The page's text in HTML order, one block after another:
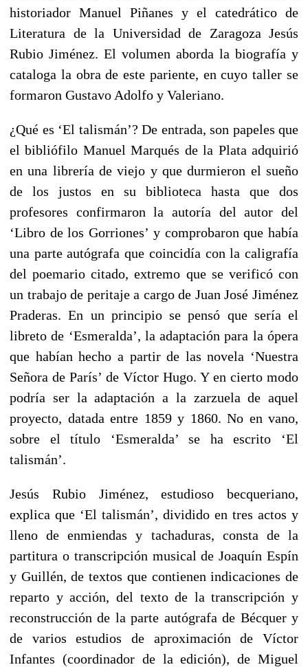
historiador Manuel Piñanes y el catedrático de
Literatura de la Universidad de Zaragoza Jesús
Rubio Jiménez. El volumen aborda la biografía y
cataloga la obra de este pariente, en cuyo taller se
formaron Gustavo Adolfo y Valeriano.
¿Qué es ‘El talismán’? De entrada, son papeles que
el bibliófilo Manuel Marqués de la Plata adquirió
en una librería de viejo y que durmieron el sueño
de los justos en su biblioteca hasta que dos
profesores confirmaron la autoría del autor del
‘Libro de los Gorriones’ y comprobaron que había
una parte autógrafa que coincidía con la caligrafía
del poemario citado, extremo que se verificó con
un trabajo de peritaje a cargo de Juan José Jiménez
Praderas. En un principio se pensó que sería el
libreto de ‘Esmeralda’, la adaptación para la ópera
que habían hecho a partir de las novela ‘Nuestra
Señora de París’ de Víctor Hugo. Y en cierto modo
podría ser la adaptación a la zarzuela de aquel
proyecto, datada entre 1859 y 1860. No en vano,
sobre el título ‘Esmeralda’ se ha escrito ‘El
talismán’.
Jesús Rubio Jiménez, estudioso becqueriano,
explica que ‘El talismán’, dividido en tres actos y
lleno de enmiendas y tachaduras, consta de la
partitura o transcripción musical de Joaquín Espín
y Guillén, de textos que contienen indicaciones de
reparto y acción, del texto de la transcripción y
reconstrucción de la parte autógrafa de Bécquer y
de varios estudios de aproximación de Víctor
Infantes (coordinador de la edición), de Miguel